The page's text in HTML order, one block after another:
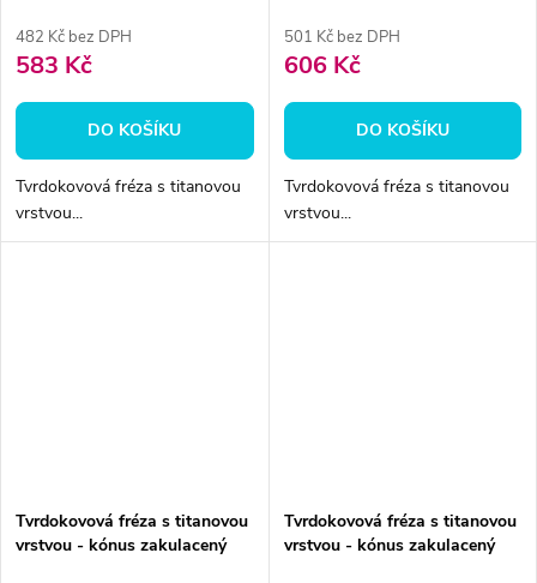
482 Kč bez DPH
583 Kč
DO KOŠÍKU
Tvrdokovová fréza s titanovou
vrstvou...
501 Kč bez DPH
606 Kč
DO KOŠÍKU
Tvrdokovová fréza s titanovou
vrstvou...
Tvrdokovová fréza s titanovou
vrstvou - kónus zakulacený
Tvrdokovová fréza s titanovou
vrstvou - kónus zakulacený